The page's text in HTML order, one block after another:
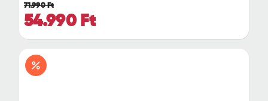
54.990 Ft
71.990 Ft